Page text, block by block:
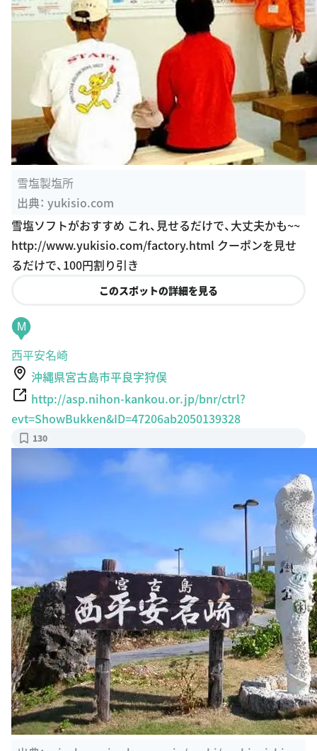
雪塩製塩所
出典： yukisio.com
雪塩ソフトがおすすめ これ、見せるだけで、大丈夫かも~~
http://www.yukisio.com/factory.html クーポンを見せ
るだけで、100円割り引き
このスポットの詳細を見る
M
西平安名崎
沖縄県宮古島市平良字狩俣
http://asp.nihon-kankou.or.jp/bnr/ctrl?
evt=ShowBukken&ID=47206ab2050139328
130